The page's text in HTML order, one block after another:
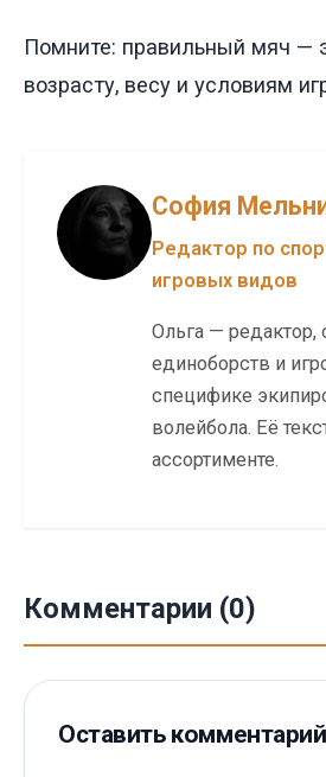
Помните: правильный мяч —
возрасту, весу и условиям
София
Редактор по
игровых видов
Ольга — редактор,
единоборств и
специфике
волейбола. Её
ассортименте.
Комментарии (0)
Оставить комментарий